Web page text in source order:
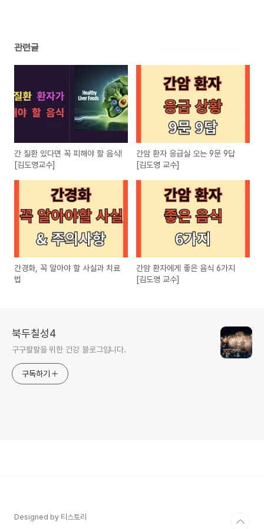
관련글
간 질환 있다면 꼭 피해야 할 음식!
[김도영교수]
간암 환자 응급실 오는 9문 9답
[김도영 교수]
간경화, 꼭 알아야 할 사실과 치료
법
간암 환자에게 좋은 음식 6가지
[김도영 교수]
북두칠성4
구구팔팔을 위한 건강 블로그입니다.
구독하기
Designed by 티스토리